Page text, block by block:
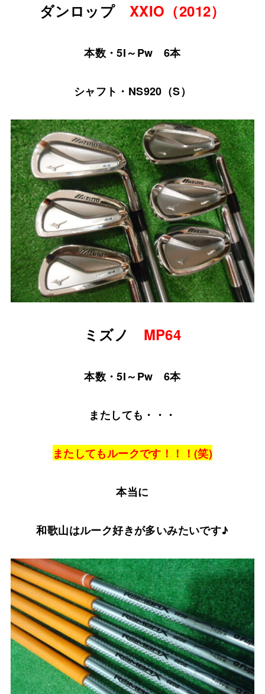
ダンロップ XXIO（2012）
本数・5I～Pw 6本
シャフト・NS920（S）
ミズノ MP64
本数・5I～Pw 6本
またしても・・・
またしてもルークです！！！(笑)
本当に
和歌山はルーク好きが多いみたいです♪